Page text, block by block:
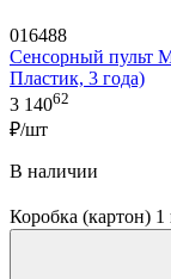
016488
Сенсорный пульт
Пластик, 3 года)
3 14062
₽/шт
В наличии
Коробка (картон)